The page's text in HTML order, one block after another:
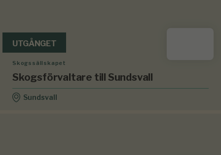
UTGÅNGET
Skogssällskapet
Skogsförvaltare till Sundsvall
Sundsvall